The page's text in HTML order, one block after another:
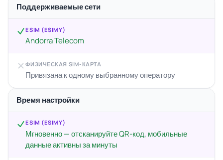
Поддерживаемые сети
ESIM (ESIMY)
Andorra Telecom
ФИЗИЧЕСКАЯ SIM-КАРТА
Привязана к одному выбранному оператору
Время настройки
ESIM (ESIMY)
Мгновенно — отсканируйте QR-код, мобильные
данные активны за минуты